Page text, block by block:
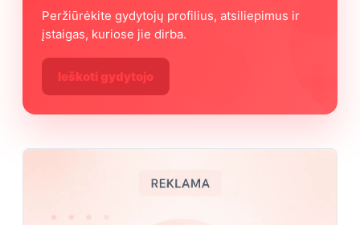
Peržiūrėkite gydytojų profilius, atsiliepimus ir
įstaigas, kuriose jie dirba.
Ieškoti gydytojo